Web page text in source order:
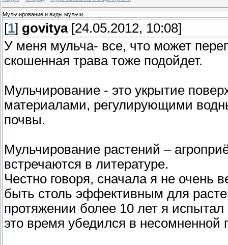
Мульчирование и виды мульчи
[1] govitya[24.05.2012, 10:08]
У меня мульча- все, что может
скошенная трава тоже подойдет.
Мульчирование - это укрытие
материалами, регулирующими
почвы.
Мульчирование растений –
встречаются в литературе.
Честно говоря, сначала я не очень
быть столь эффективным для
протяжении более 10 лет я
это время убедился в несомненной